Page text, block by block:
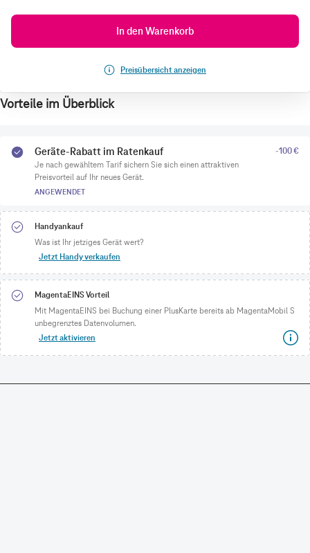
In den Warenkorb
Preisübersicht anzeigen
Vorteile im Überblick
Geräte-Rabatt im Ratenkauf
Je nach gewähltem Tarif sichern Sie sich einen attraktiven
Preisvorteil auf Ihr neues Gerät.
ANGEWENDET
-100 €
Handyankauf
Was ist Ihr jetziges Gerät wert?
Jetzt Handy verkaufen
MagentaEINS Vorteil
Mit MagentaEINS bei Buchung einer PlusKarte bereits ab MagentaMobil S
unbegrenztes Datenvolumen.
Jetzt aktivieren